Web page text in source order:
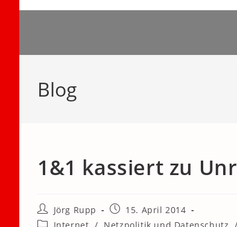
Blog
1&1 kassiert zu
Beitrags-
Autor:
Jörg Rupp
Beitrag
veröffentlicht:
15. April 2014
Beitrags-